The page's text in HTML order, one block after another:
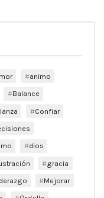
animo
Balance
Confiar
dios
gracia
Mejorar